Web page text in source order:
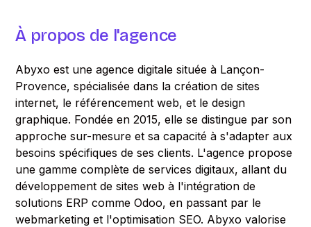
À propos de l'agence
Abyxo est une agence digitale située à Lançon-
Provence, spécialisée dans la création de sites
internet, le référencement web, et le design
graphique. Fondée en 2015, elle se distingue par son
approche sur-mesure et sa capacité à s'adapter aux
besoins spécifiques de ses clients. L'agence propose
une gamme complète de services digitaux, allant du
développement de sites web à l'intégration de
solutions ERP comme Odoo, en passant par le
webmarketing et l'optimisation SEO. Abyxo valorise